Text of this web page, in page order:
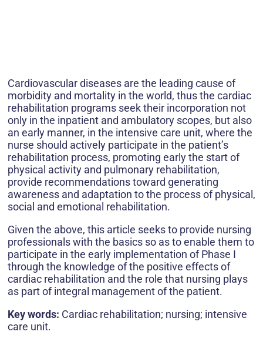
Cardiovascular diseases are the leading cause of
morbidi­ty and mortality in the world, thus the cardiac
rehabilita­tion programs seek their incorporation not
only in the in­patient and ambulatory scopes, but also
an early manner, in the intensive care unit, where the
nurse should active­ly participate in the patient’s
rehabilitation process, pro­moting early the start of
physical activity and pulmonary rehabilitation,
provide recommendations toward generat­ing
awareness and adaptation to the process of physical,
social and emotional rehabilitation.
Given the above, this article seeks to provide nursing
professionals with the basics so as to enable them to
participate in the early implementa­tion of Phase I
through the knowledge of the positive effects of
cardiac rehabilitation and the role that nursing plays
as part of integral management of the patient.
Key words: Cardiac rehabilitation; nursing; intensive
care unit.